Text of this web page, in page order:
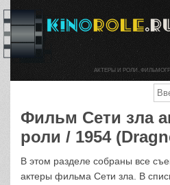
Фильм Сети зла
роли / 1954
В этом разделе собраны все
актеры фильма Сети зла. В
АКТЕРЫ И РОЛИ.